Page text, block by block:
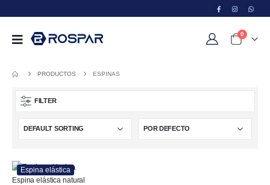
0
PRODUCTOS ESPINAS
FILTER
Espina elástica
Espina elástica natural